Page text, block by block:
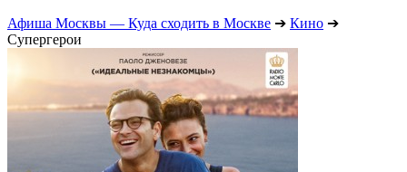
Афиша Москвы — Куда сходить в Москве ➔ Кино ➔
Супергерои